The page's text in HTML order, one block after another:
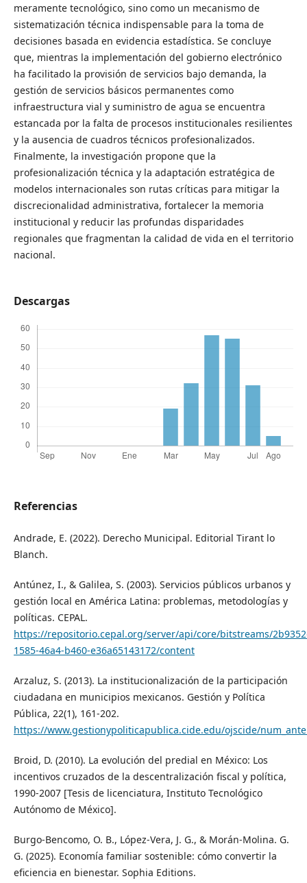
meramente tecnológico, sino como un mecanismo de
sistematización técnica indispensable para la toma de
decisiones basada en evidencia estadística. Se concluye
que, mientras la implementación del gobierno electrónico
ha facilitado la provisión de servicios bajo demanda, la
gestión de servicios básicos permanentes como
infraestructura vial y suministro de agua se encuentra
estancada por la falta de procesos institucionales resilientes
y la ausencia de cuadros técnicos profesionalizados.
Finalmente, la investigación propone que la
profesionalización técnica y la adaptación estratégica de
modelos internacionales son rutas críticas para mitigar la
discrecionalidad administrativa, fortalecer la memoria
institucional y reducir las profundas disparidades
regionales que fragmentan la calidad de vida en el territorio
nacional.
Descargas
Referencias
Andrade, E. (2022). Derecho Municipal. Editorial Tirant lo
Blanch.
Antúnez, I., & Galilea, S. (2003). Servicios públicos urbanos y
gestión local en América Latina: problemas, metodologías y
políticas. CEPAL.
https://repositorio.cepal.org/server/api/core/bitstreams/
1585-46a4-b460-e36a65143172/content
Arzaluz, S. (2013). La institucionalización de la participación
ciudadana en municipios mexicanos. Gestión y Política
Pública, 22(1), 161-202.
https://www.gestionypoliticapublica.cide.edu/ojscide/
Broid, D. (2010). La evolución del predial en México: Los
incentivos cruzados de la descentralización fiscal y política,
1990-2007 [Tesis de licenciatura, Instituto Tecnológico
Autónomo de México].
Burgo-Bencomo, O. B., López-Vera, J. G., & Morán-Molina. G.
G. (2025). Economía familiar sostenible: cómo convertir la
eficiencia en bienestar. Sophia Editions.